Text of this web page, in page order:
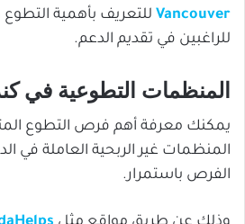
Vancouver للتعريف بأهمية
للراغبين في تقديم الدعم.
المنظمات التطوعية في
يمكنك معرفة أهم فرص التطوع
المنظمات غير الربحية العاملة في
الفرص باستمرار.